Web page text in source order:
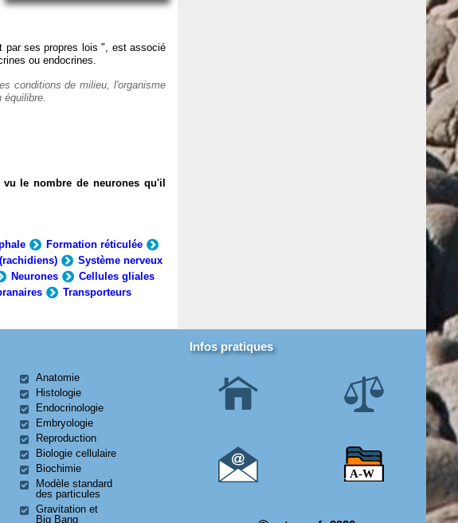
par ses propres lois ", est associé
ou endocrines.
conditions de milieu, l'organisme
le nombre de neurones qu'il
Formation réticulée
Système nerveux
Neurones
Cellules gliales
Transporteurs
Anatomie
Histologie
Endocrinologie
Embryologie
Reproduction
Biologie cellulaire
Biochimie
Modèle standard
des particules
Gravitation et
Big Bang
Infos pratiques